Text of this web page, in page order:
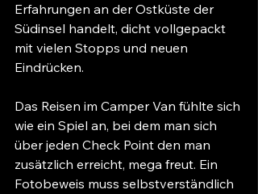
Erfahrungen an der Ostküste der
Südinsel handelt, dicht vollgepackt
mit vielen Stopps und neuen
Eindrücken.
Das Reisen im Camper Van fühlte sich
wie ein Spiel an, bei dem man sich
über jeden Check Point den man
zusätzlich erreicht, mega freut. Ein
Fotobeweis muss selbstverständlich